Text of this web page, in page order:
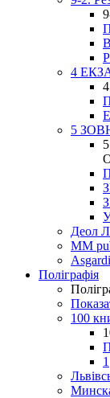
4
5
Деол
MM
Поліграфія
100
1